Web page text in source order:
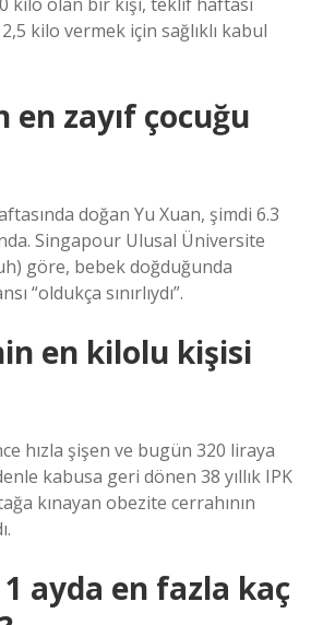
kilo vermek için sağlıklı kabul
en zayıf çocuğu
doğan Yu Xuan, şimdi 6.3
Singapour Ulusal Üniversite
göre, bebek doğduğunda
“oldukça sınırlıydı”.
en kilolu kişisi
hızla şişen ve bugün 320 liraya
kabusa geri dönen 38 yıllık IPK
kınayan obezite cerrahının
ayda en fazla kaç